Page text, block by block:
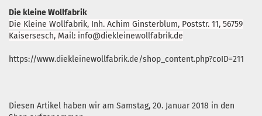
Die kleine Wollfabrik
Die Kleine Wollfabrik, Inh. Achim Ginsterblum, Poststr. 11, 56759
Kaisersesch, Mail: info@diekleinewollfabrik.de
https://www.diekleinewollfabrik.de/shop_content.php?coID=211
Diesen Artikel haben wir am Samstag, 20. Januar 2018 in den